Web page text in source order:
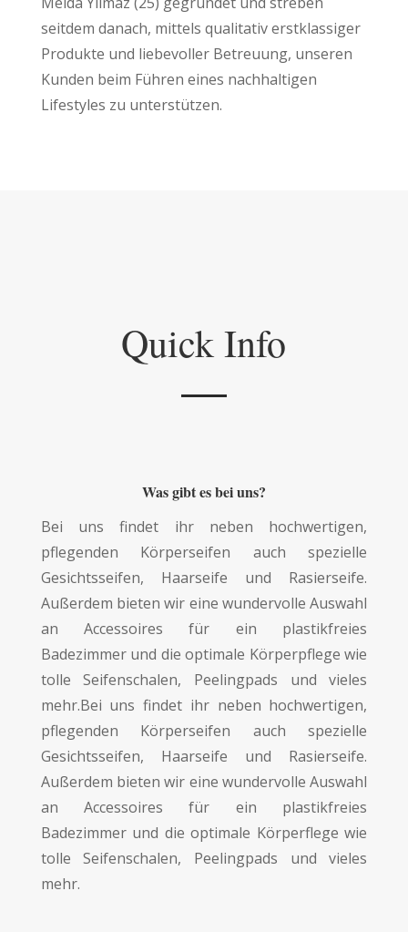
seitdem danach, mittels qualitativ erstklassiger
Produkte und liebevoller Betreuung, unseren
Kunden beim Führen eines nachhaltigen
Lifestyles zu unterstützen.
Quick Info
Was gibt es bei uns?
Bei uns findet ihr neben hochwertigen,
pflegenden Körperseifen auch spezielle
Gesichtsseifen, Haarseife und Rasierseife.
Außerdem bieten wir eine wundervolle Auswahl
an Accessoires für ein plastikfreies
Badezimmer und die optimale Körperpflege wie
tolle Seifenschalen, Peelingpads und vieles
mehr.Bei uns findet ihr neben hochwertigen,
pflegenden Körperseifen auch spezielle
Gesichtsseifen, Haarseife und Rasierseife.
Außerdem bieten wir eine wundervolle Auswahl
an Accessoires für ein plastikfreies
Badezimmer und die optimale Körperflege wie
tolle Seifenschalen, Peelingpads und vieles
mehr.